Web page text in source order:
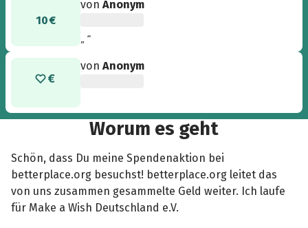
10 €
vonAnonym
„ “
vonAnonym
Worum es geht
Schön, dass Du meine Spendenaktion bei
betterplace.org besuchst! betterplace.org leitet das
von uns zusammen gesammelte Geld weiter. Ich laufe
für Make a Wish Deutschland e.V.